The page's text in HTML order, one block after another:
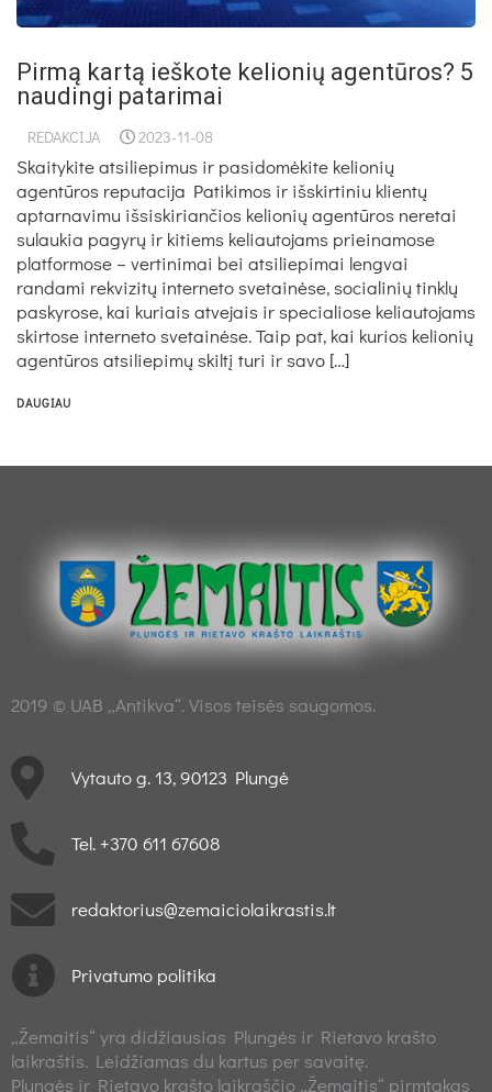
Pirmą kartą ieškote kelionių agentūros? 5
naudingi patarimai
REDAKCIJA 2023-11-08
Skaitykite atsiliepimus ir pasidomėkite kelionių
agentūros reputacija Patikimos ir išskirtiniu klientų
aptarnavimu išsiskiriančios kelionių agentūros neretai
sulaukia pagyrų ir kitiems keliautojams prieinamose
platformose – vertinimai bei atsiliepimai lengvai
randami rekvizitų interneto svetainėse, socialinių tinklų
paskyrose, kai kuriais atvejais ir specialiose keliautojams
skirtose interneto svetainėse. Taip pat, kai kurios kelionių
agentūros atsiliepimų skiltį turi ir savo […]
DAUGIAU
2019 © UAB „Antikva“. Visos teisės saugomos.
Vytauto g. 13, 90123 Plungė
Tel. +370 611 67608
redaktorius@zemaiciolaikrastis.lt
Privatumo politika
„Žemaitis“ yra didžiausias Plungės ir Rietavo krašto
laikraštis. Leidžiamas du kartus per savaitę.
Plungės ir Rietavo krašto laikraščio „Žemaitis“ pirmtakas